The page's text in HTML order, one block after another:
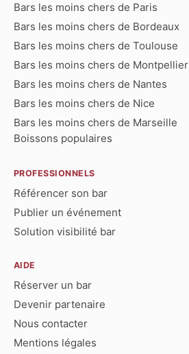
Bars les moins chers de Paris
Bars les moins chers de Bordeaux
Bars les moins chers de Toulouse
Bars les moins chers de Montpellier
Bars les moins chers de Nantes
Bars les moins chers de Nice
Bars les moins chers de Marseille
Boissons populaires
PROFESSIONNELS
Référencer son bar
Publier un événement
Solution visibilité bar
AIDE
Réserver un bar
Devenir partenaire
Nous contacter
Mentions légales